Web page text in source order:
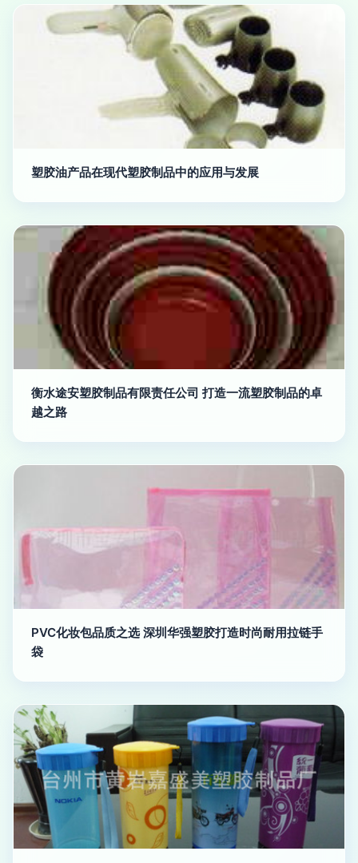
塑胶油产品在现代塑胶制品中的应用与发展
衡水途安塑胶制品有限责任公司 打造一流塑胶制品的卓
越之路
PVC化妆包品质之选 深圳华强塑胶打造时尚耐用拉链手
袋